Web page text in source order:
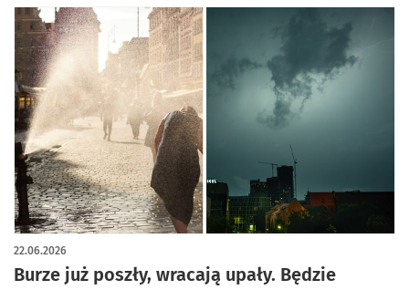
Burze już poszły, wracają upały. Będzie
22.06.2026